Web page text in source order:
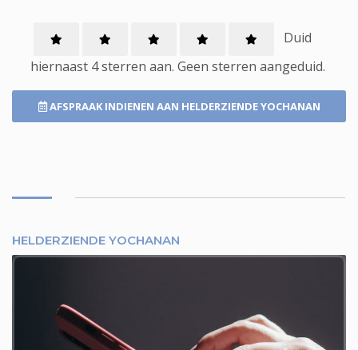
Duid
hiernaast 4 sterren aan. Geen sterren aangeduid.
AFSPRAAK INDIENEN AAN HELDERZIENDE YOCHANAN
HELDERZIENDE YOCHANAN